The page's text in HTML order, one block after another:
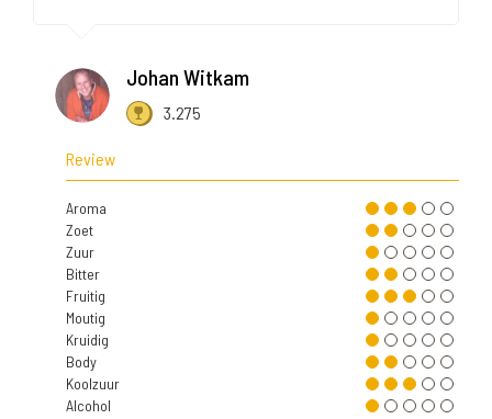
Johan Witkam
3.275
Review
Aroma
Zoet
Zuur
Bitter
Fruitig
Moutig
Kruidig
Body
Koolzuur
Alcohol